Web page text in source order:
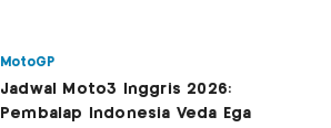
MotoGP
Jadwal Moto3 Inggris 2026:
Pembalap Indonesia Veda Ega